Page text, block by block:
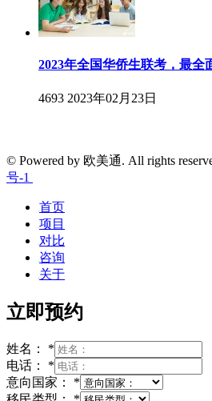
2023年全国华侨生联考，最全
4693 2023年02月23日
© Powered by 欧美通. All rights
号-1
首页
项目
对比
咨询
关于
立即预约
姓名： *
电话： *
意向国家： *